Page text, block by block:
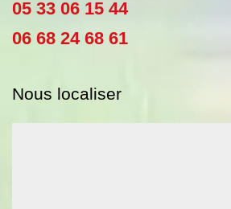
05 33 06 15 44
06 68 24 68 61
Nous localiser